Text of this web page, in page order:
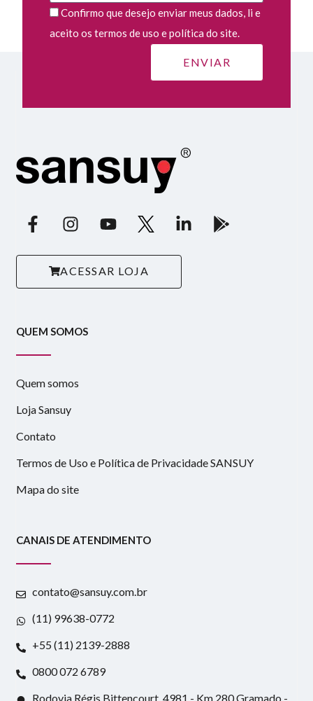
Confirmo que desejo enviar meus dados, li e
aceito os termos de uso e política do site.
ACESSAR LOJA
QUEM SOMOS
Quem somos
Loja Sansuy
Contato
Termos de Uso e Política de Privacidade SANSUY
Mapa do site
CANAIS DE ATENDIMENTO
contato@sansuy.com.br
(11) 99638-0772
+55 (11) 2139-2888
0800 072 6789
Rodovia Régis Bittencourt, 4981 - Km 280 Gramado -